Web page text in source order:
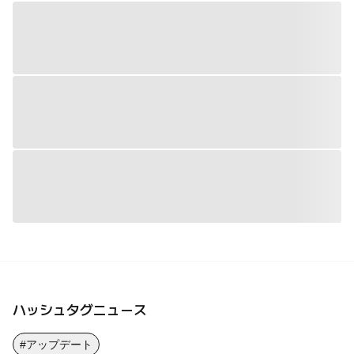
ハッシュタグニュース
#アップデート